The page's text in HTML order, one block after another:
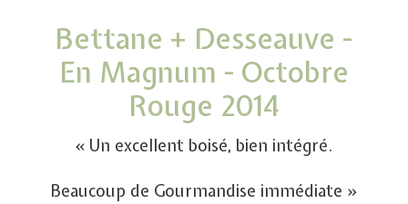
Bettane + Desseauve -
En Magnum - Octobre
Rouge 2014
« Un excellent boisé, bien intégré.
Beaucoup de Gourmandise immédiate »